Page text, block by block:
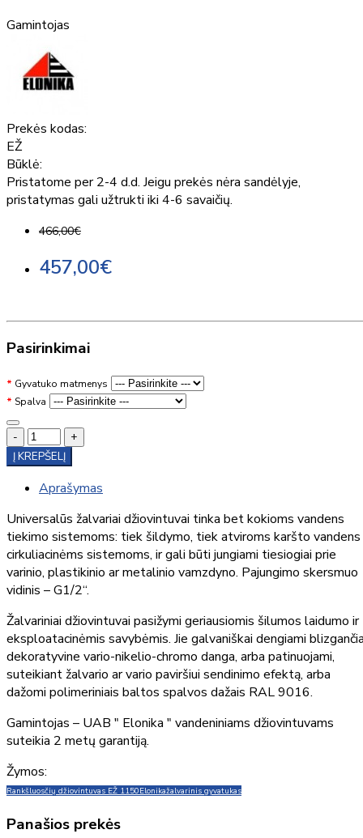
Gamintojas
Prekės kodas:
EŽ
Būklė:
Pristatome per 2-4 d.d. Jeigu prekės nėra sandėlyje,
pristatymas gali užtrukti iki 4-6 savaičių.
466,00€
457,00€
Pasirinkimai
Gyvatuko matmenys
Spalva
-
+
Į KREPŠELĮ
Aprašymas
Universalūs žalvariai džiovintuvai tinka bet kokioms vandens
tiekimo sistemoms: tiek šildymo, tiek atviroms karšto vandens
cirkuliacinėms sistemoms, ir gali būti jungiami tiesiogiai prie
varinio, plastikinio ar metalinio vamzdyno. Pajungimo skersmuo
vidinis – G1/2“.
Žalvariniai džiovintuvai pasižymi geriausiomis šilumos laidumo ir
eksploatacinėmis savybėmis. Jie galvaniškai dengiami
dekoratyvine vario-nikelio-chromo danga, arba patinuojami,
suteikiant žalvario ar vario paviršiui sendinimo efektą, arba
dažomi polimeriniais baltos spalvos dažais RAL 9016.
Gamintojas – UAB " Elonika " vandeniniams džiovintuvams
suteikia 2 metų garantiją.
Žymos:
Rankšluosčių džiovintuvas EŽ 1150Elonikažalvarinis gyvatukas
Panašios prekės